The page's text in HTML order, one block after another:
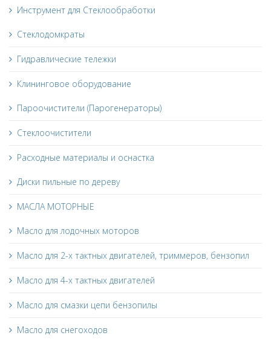
Инструмент для Стеклообработки
Стеклодомкраты
Гидравлические тележки
Клининговое оборудование
Пароочистители (Парогенераторы)
Стеклоочистители
Расходные материалы и оснастка
Диски пильные по дереву
МАСЛА МОТОРНЫЕ
Масло для лодочных моторов
Масло для 2-х тактных двигателей, триммеров, бензопил
Масло для 4-х тактных двигателей
Масло для смазки цепи бензопилы
Масло для снегоходов